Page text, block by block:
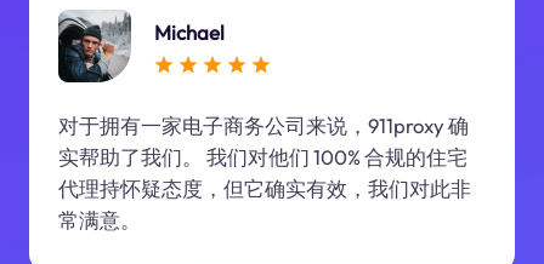
Michael
对于拥有一家电子商务公司来说，911proxy 确
实帮助了我们。 我们对他们 100% 合规的住宅
代理持怀疑态度，但它确实有效，我们对此非
常满意。